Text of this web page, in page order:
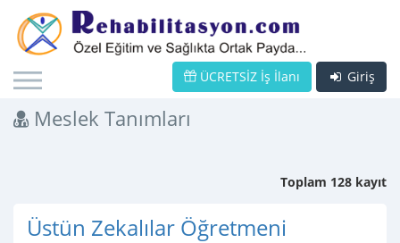
Giriş
ÜCRETSİZ İş İlanı
Meslek Tanımları
Toplam 128 kayıt
Üstün Zekalılar Öğretmeni